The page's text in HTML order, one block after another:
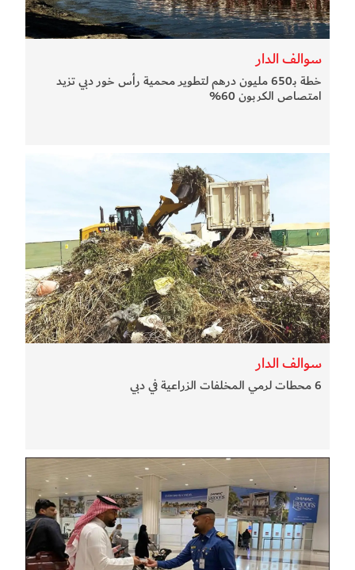
سوالف الدار
خطة بـ650 مليون درهم لتطوير محمية رأس خور دبي تزيد
امتصاص الكربون 60%
سوالف الدار
6 محطات لرمي المخلفات الزراعية في دبي